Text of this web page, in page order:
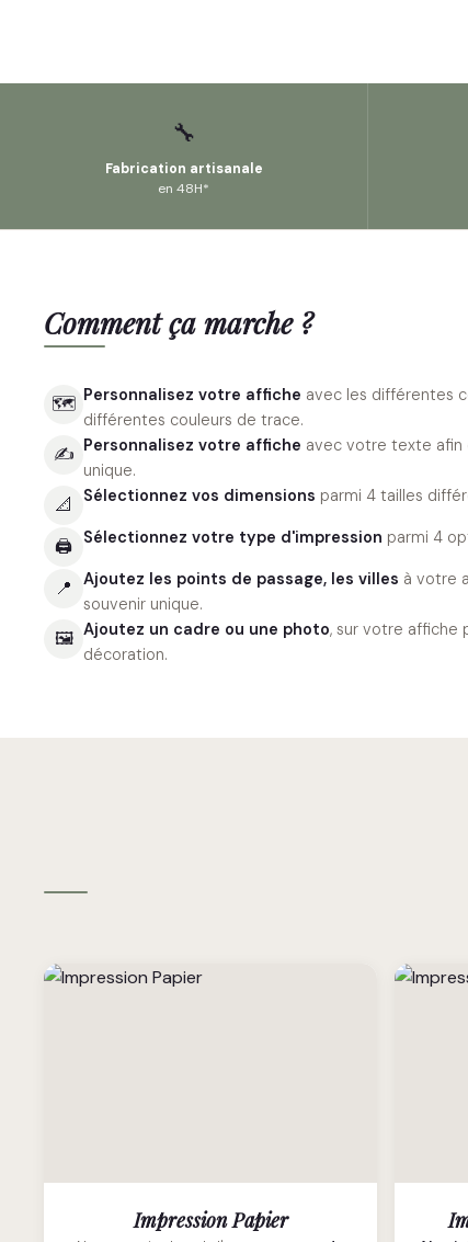
🔧
Fabrication artisanale
en 48H*
Comment ça marche ?
🗺 Personnalisez votre affiche avec les différentes
différentes couleurs de trace.
✍️ Personnalisez votre affiche avec votre texte afin
unique.
📐 Sélectionnez vos dimensions parmi 4 tailles
🖨 Sélectionnez votre type d'impression parmi 4
📍 Ajoutez les points de passage, les villes à votre
souvenir unique.
🖼 Ajoutez un cadre ou une photo, sur votre affiche
décoration.
Impression Papier